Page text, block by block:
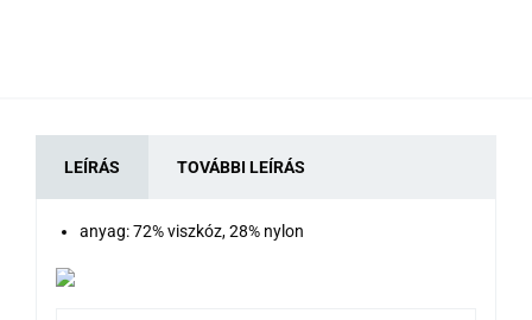
LEÍRÁS TOVÁBBI LEÍRÁS
anyag: 72% viszkóz, 28% nylon